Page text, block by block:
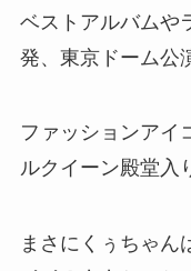
ベストアルバムや
発、東京ドーム公
ファッションアイ
ルクイーン殿堂入
まさにくぅちゃん